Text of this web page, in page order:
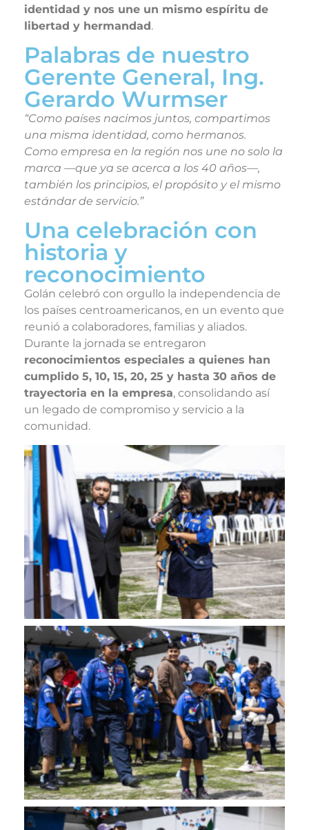
identidad y nos une un mismo espíritu de
libertad y hermandad.
Palabras de nuestro
Gerente General, Ing.
Gerardo Wurmser
“Como países nacimos juntos, compartimos
una misma identidad, como hermanos.
Como empresa en la región nos une no solo la
marca —que ya se acerca a los 40 años—,
también los principios, el propósito y el mismo
estándar de servicio.”
Una celebración con
historia y
reconocimiento
Golán celebró con orgullo la independencia de
los países centroamericanos, en un evento que
reunió a colaboradores, familias y aliados.
Durante la jornada se entregaron
reconocimientos especiales a quienes han
cumplido 5, 10, 15, 20, 25 y hasta 30 años de
trayectoria en la empresa, consolidando así
un legado de compromiso y servicio a la
comunidad.